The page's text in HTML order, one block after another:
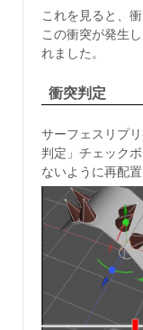
これを見ると、
この衝突が発生
れました。
衝突判定
サーフェスリプ
判定」チェック
ないように再配置